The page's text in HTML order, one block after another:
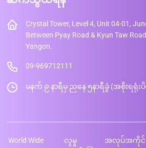
Crystal Tower, Level 4, Unit 04-01,
Between Pyay Road & Kyun Taw
Yangon.
09-969712111
မနက် ၉ နာရီမှ ညနေ ၅နာရီခွဲ (အစိုးရ
World Wide
လူမှု
အလုပ်အကိုင်